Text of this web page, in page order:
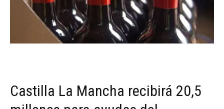
Castilla La Mancha recibirá 20,5